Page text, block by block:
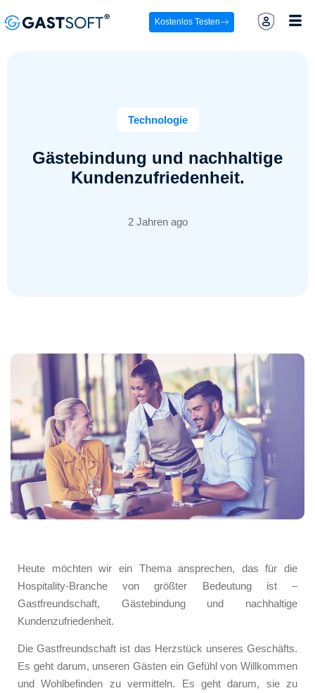
Kostenlos Testen
Technologie
Gästebindung und nachhaltige
Kundenzufriedenheit.
2 Jahren ago
Heute möchten wir ein Thema ansprechen, das für die
Hospitality-Branche von größter Bedeutung ist –
Gastfreundschaft, Gästebindung und nachhaltige
Kundenzufriedenheit.
Die Gastfreundschaft ist das Herzstück unseres Geschäfts.
Es geht darum, unseren Gästen ein Gefühl von Willkommen
und Wohlbefinden zu vermitteln. Es geht darum, sie zu